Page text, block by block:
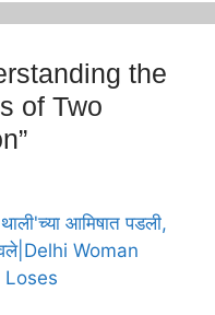
the
of Two
आमिषात पडली,
Woman